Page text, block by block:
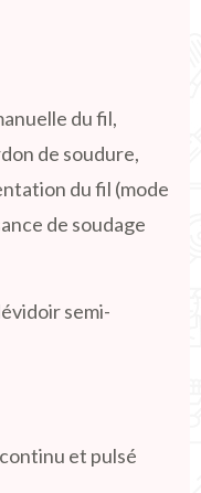
du fil,
de soudure,
du fil (mode
de soudage
semi-
et pulsé